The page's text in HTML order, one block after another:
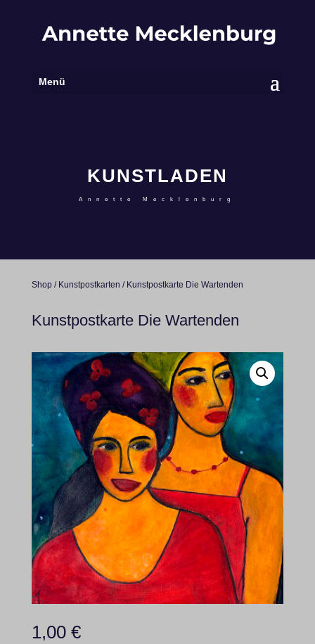
Menü
KUNSTLADEN
Annette Mecklenburg
Shop/ Kunstpostkarten / Kunstpostkarte Die Wartenden
Kunstpostkarte Die Wartenden
1,00 €